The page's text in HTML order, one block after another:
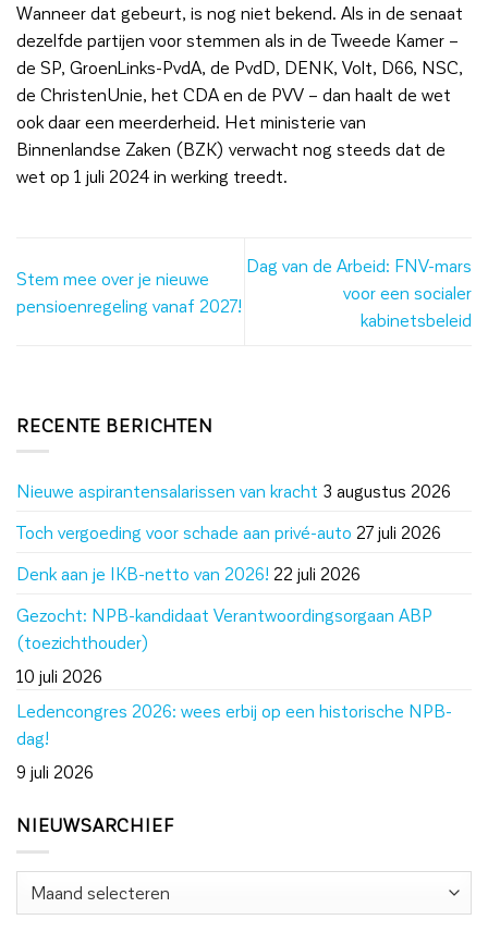
Wanneer dat gebeurt, is nog niet bekend. Als in de senaat
dezelfde partijen voor stemmen als in de Tweede Kamer –
de SP, GroenLinks-PvdA, de PvdD, DENK, Volt, D66, NSC,
de ChristenUnie, het CDA en de PVV – dan haalt de wet
ook daar een meerderheid. Het ministerie van
Binnenlandse Zaken (BZK) verwacht nog steeds dat de
wet op 1 juli 2024 in werking treedt.
Stem mee over je nieuwe
pensioenregeling vanaf 2027!
Dag van de Arbeid: FNV-mars
voor een socialer
kabinetsbeleid
RECENTE BERICHTEN
Nieuwe aspirantensalarissen van kracht 3 augustus 2026
Toch vergoeding voor schade aan privé-auto 27 juli 2026
Denk aan je IKB-netto van 2026! 22 juli 2026
Gezocht: NPB-kandidaat Verantwoordingsorgaan ABP
(toezichthouder)
10 juli 2026
Ledencongres 2026: wees erbij op een historische NPB-
dag!
9 juli 2026
NIEUWSARCHIEF
Nieuwsarchief